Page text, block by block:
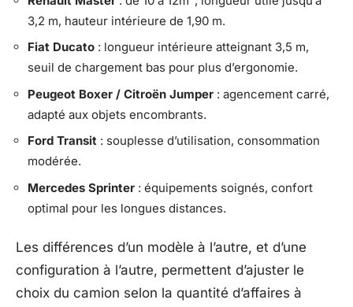
3,2 m, hauteur intérieure de 1,90 m.
Fiat Ducato : longueur intérieure atteignant 3,5 m,
seuil de chargement bas pour plus d’ergonomie.
Peugeot Boxer / Citroën Jumper : agencement carré,
adapté aux objets encombrants.
Ford Transit : souplesse d’utilisation, consommation
modérée.
Mercedes Sprinter : équipements soignés, confort
optimal pour les longues distances.
Les différences d’un modèle à l’autre, et d’une
configuration à l’autre, permettent d’ajuster le
choix du camion selon la quantité d’affaires à